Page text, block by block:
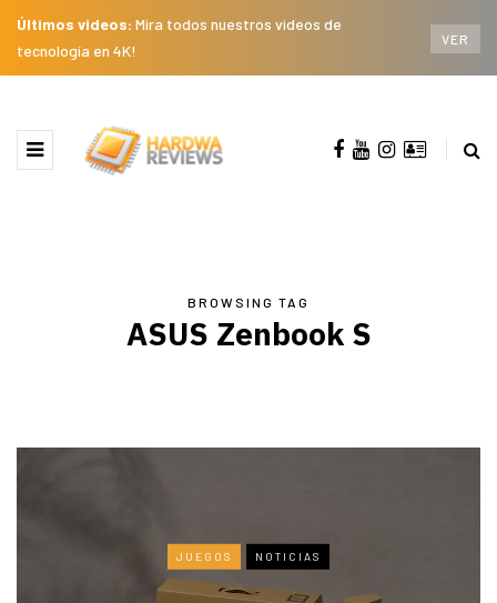
Últimos videos: Mira todos nuestros videos de
tecnología en 4K!
VER
BROWSING TAG
ASUS Zenbook S
JUEGOS NOTICIAS